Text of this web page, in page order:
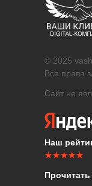
Наш
★★★★★
Сайт не
© 2025
Все права